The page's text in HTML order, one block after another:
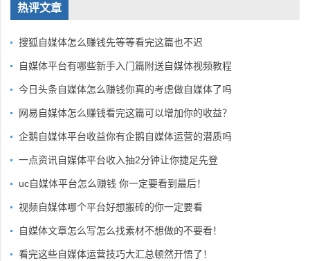
热评文章
搜狐自媒体怎么赚钱先等等看完这篇也不迟
自媒体平台有哪些新手入门篇附送自媒体视频教程
今日头条自媒体怎么赚钱你真的考虑做自媒体了吗
网易自媒体怎么赚钱看完这篇可以增加你的收益？
企鹅自媒体平台收益你有企鹅自媒体运营的潜质吗
一点资讯自媒体平台收入抽2分钟让你捷足先登
uc自媒体平台怎么赚钱 你一定要看到最后！
视频自媒体哪个平台好想搬砖的你一定要看
自媒体文章怎么写怎么找素材不想做的不要看！
看完这些自媒体运营技巧大汇总顿然开悟了！